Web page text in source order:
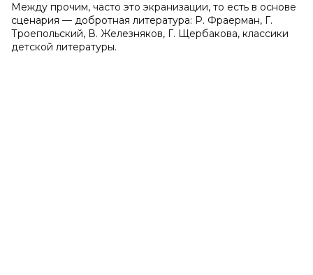
Между прочим, часто это экранизации, то есть в основе
сценария — добротная литература: Р. Фраерман, Г.
Троепольский, В. Железняков, Г. Щербакова, классики
детской литературы.